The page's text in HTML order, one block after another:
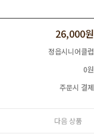
26,000원
정읍시니어클럽
0원
주문시 결제
다음 상품